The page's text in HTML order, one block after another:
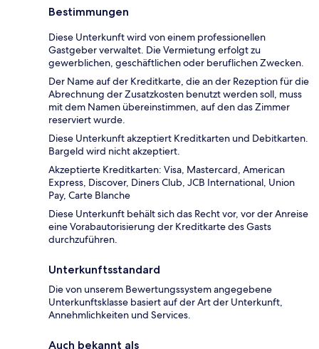
Bestimmungen
Diese Unterkunft wird von einem professionellen
Gastgeber verwaltet. Die Vermietung erfolgt zu
gewerblichen, geschäftlichen oder beruflichen Zwecken.
Der Name auf der Kreditkarte, die an der Rezeption für die
Abrechnung der Zusatzkosten benutzt werden soll, muss
mit dem Namen übereinstimmen, auf den das Zimmer
reserviert wurde.
Diese Unterkunft akzeptiert Kreditkarten und Debitkarten.
Bargeld wird nicht akzeptiert.
Akzeptierte Kreditkarten: Visa, Mastercard, American
Express, Discover, Diners Club, JCB International, Union
Pay, Carte Blanche
Diese Unterkunft behält sich das Recht vor, vor der Anreise
eine Vorabautorisierung der Kreditkarte des Gasts
durchzuführen.
Unterkunftsstandard
Die von unserem Bewertungssystem angegebene
Unterkunftsklasse basiert auf der Art der Unterkunft,
Annehmlichkeiten und Services.
Auch bekannt als